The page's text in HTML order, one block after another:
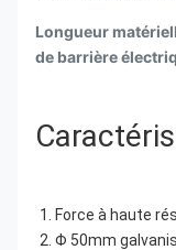
Longueur
de barrière
1. Force à haute
2. Φ 50mm